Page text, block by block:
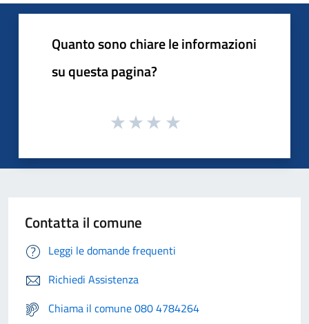
Quanto sono chiare le informazioni
su questa pagina?
Contatta il comune
Leggi le domande frequenti
Richiedi Assistenza
Chiama il comune 080 4784264